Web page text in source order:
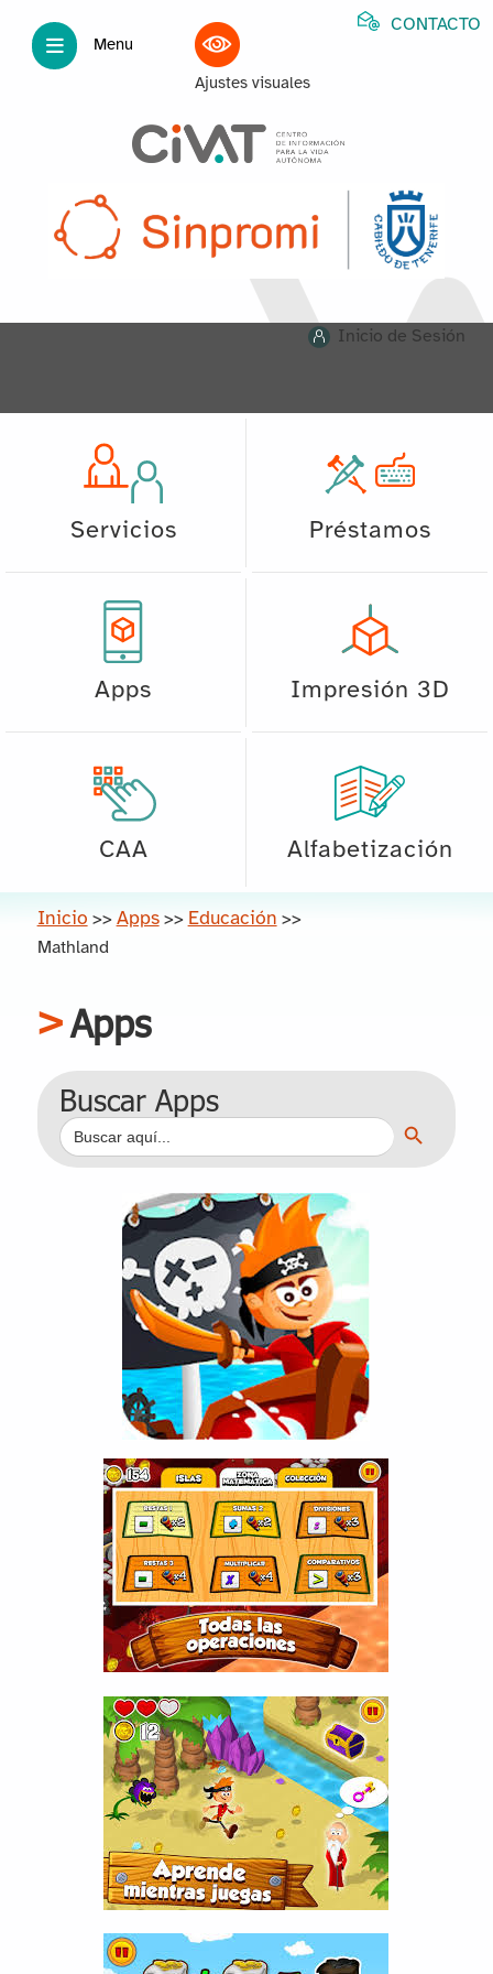
Menu
Ajustes visuales
CONTACTO
Inicio de Sesión
Servicios Préstamos
Apps Impresión 3D
CAA Alfabetización
Inicio >> Apps >> Educación >>
Mathland
Apps
Buscar Apps
Buscar: